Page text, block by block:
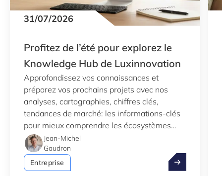
31/07/2026
Profitez de l’été pour explorez le
Knowledge Hub de Luxinnovation
Approfondissez vos connaissances et
préparez vos prochains projets avec nos
analyses, cartographies, chiffres clés,
tendances de marché: les informations-clés
pour mieux comprendre les écosystèmes
d’innovation au Luxembourg.
Jean-Michel
Gaudron
Entreprise
Profitez de